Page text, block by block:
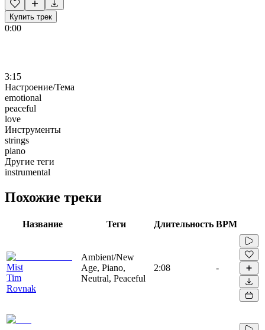
Купить трек
0:00
3:15
Настроение/Тема
emotional
peaceful
love
Инструменты
strings
piano
Другие теги
instrumental
Похожие треки
Название Теги Длительность BPM
Mist
Tim
Rovnak
Ambient/New
Age, Piano,
Neutral, Peaceful
2:08 -